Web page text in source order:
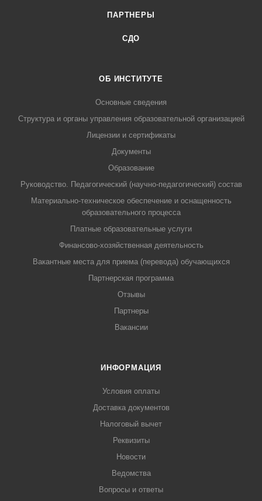
ПАРТНЕРЫ
СДО
ОБ ИНСТИТУТЕ
Основные сведения
Структура и органы управления образовательной организацией
Лицензии и сертификаты
Документы
Образование
Руководство. Педагогический (научно-педагогический) состав
Материально-техническое обеспечение и оснащенность
образовательного процесса
Платные образовательные услуги
Финансово-хозяйственная деятельность
Вакантные места для приема (перевода) обучающихся
Партнерская программа
Отзывы
Партнеры
Вакансии
ИНФОРМАЦИЯ
Условия оплаты
Доставка документов
Налоговый вычет
Реквизиты
Новости
Ведомства
Вопросы и ответы